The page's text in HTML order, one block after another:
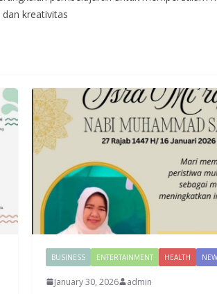
kreativitas
BUSINESS ENTERTAINMENT HEALTH
January 30, 2026 admin